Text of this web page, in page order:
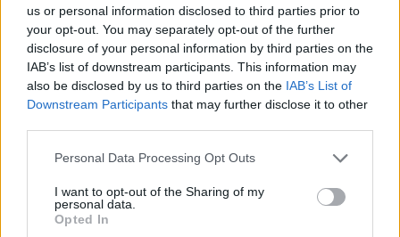
us or personal information disclosed to third parties prior to
your opt-out. You may separately opt-out of the further
disclosure of your personal information by third parties on the
IAB’s list of downstream participants. This information may
also be disclosed by us to third parties on the IAB’s List of
Downstream Participants that may further disclose it to other
Please note that this website/app uses one or more Google
not limited to your visit or usage behaviour. You may click to
grant or deny consent to Google and its third-party tags to
use your data for below specified purposes in below Google
Personal Data Processing Opt Outs
I want to opt-out of the Sharing of my
personal data.
Opted In
AvgDvl
16 éve
Yeeeeeeeeeeeeeessss !
that was cool. huh-huh.
Nemrég tört rám újra a BB fless, és letöltöttem kb.
húsz Gb-nyi videót.
Mike Judge az Isten.